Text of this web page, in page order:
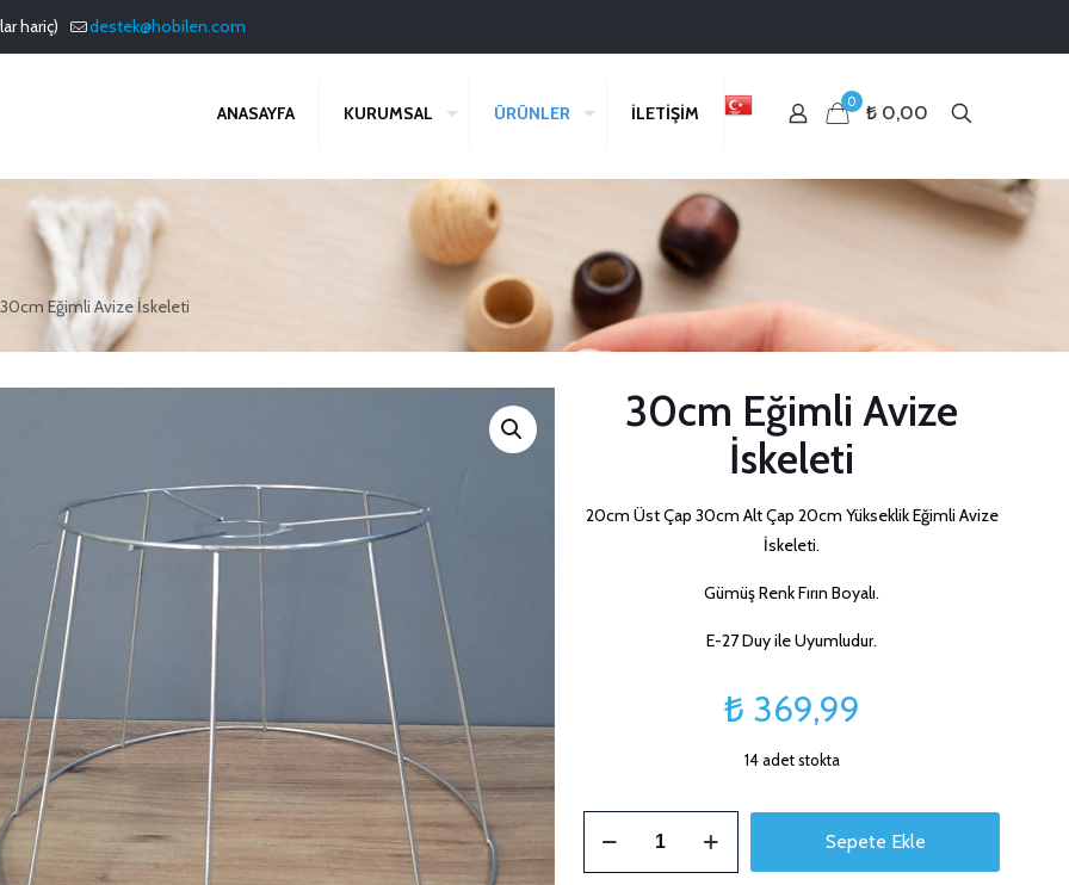
hariç) destek@hobilen.com
ANASAYFA KURUMSAL ÜRÜNLER İLETİŞİM
0 ₺ 0,00
30cm Eğimli Avize İskeleti
30cm Eğimli Avize
İskeleti
20cm Üst Çap 30cm Alt Çap 20cm Yükseklik Eğimli Avize
İskeleti.
Gümüş Renk Fırın Boyalı.
E-27 Duy ile Uyumludur.
₺ 369,99
14 adet stokta
Sepete Ekle